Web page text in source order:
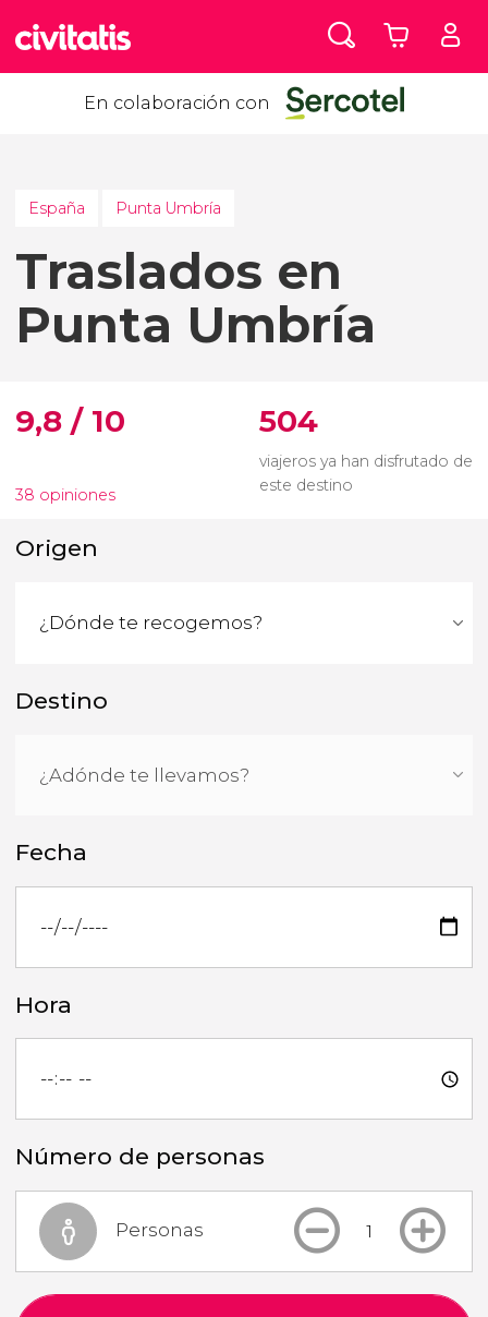
En colaboración con
España Punta Umbría
Traslados en
Punta Umbría
9,8 / 10
38 opiniones
504
viajeros ya han disfrutado de
este destino
Origen
Destino
Fecha
Hora
Número de personas
Personas